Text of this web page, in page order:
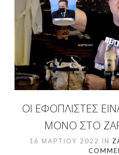
ΟΙ ΕΦΟΠΛΙΣΤΈΣ
ΜΌΝΟ ΣΤΟ
16 ΜΑΡΤΊΟΥ 2022 IN